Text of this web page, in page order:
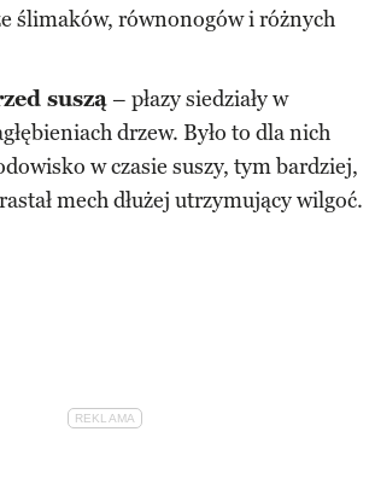
ślimaków, równonogów i różnych
suszą– płazy siedziały w
drzew. Było to dla nich
w czasie suszy, tym bardziej,
mech dłużej utrzymujący wilgoć.